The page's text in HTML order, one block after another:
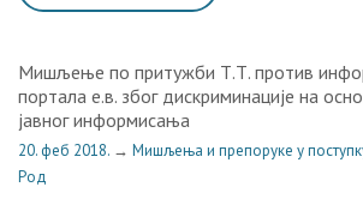
Мишљење по притужби Т.Т. против
портала е.в. због дискриминације на
јавног информисања
20. феб 2018. → Мишљења и препоруке у
Род